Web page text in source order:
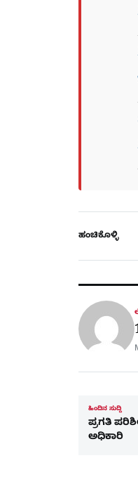
ಹಂಚಿಕೊಳ್ಳಿ
ಹಿಂದಿನ ಸುದ್ದಿ
ಪ್ರಗತಿ
ಅಧಿಕಾರಿ